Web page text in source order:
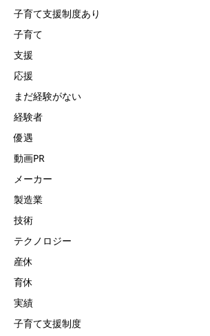
子育て支援制度あり
子育て
支援
応援
まだ経験がない
経験者
優遇
動画PR
メーカー
製造業
技術
テクノロジー
産休
育休
実績
子育て支援制度